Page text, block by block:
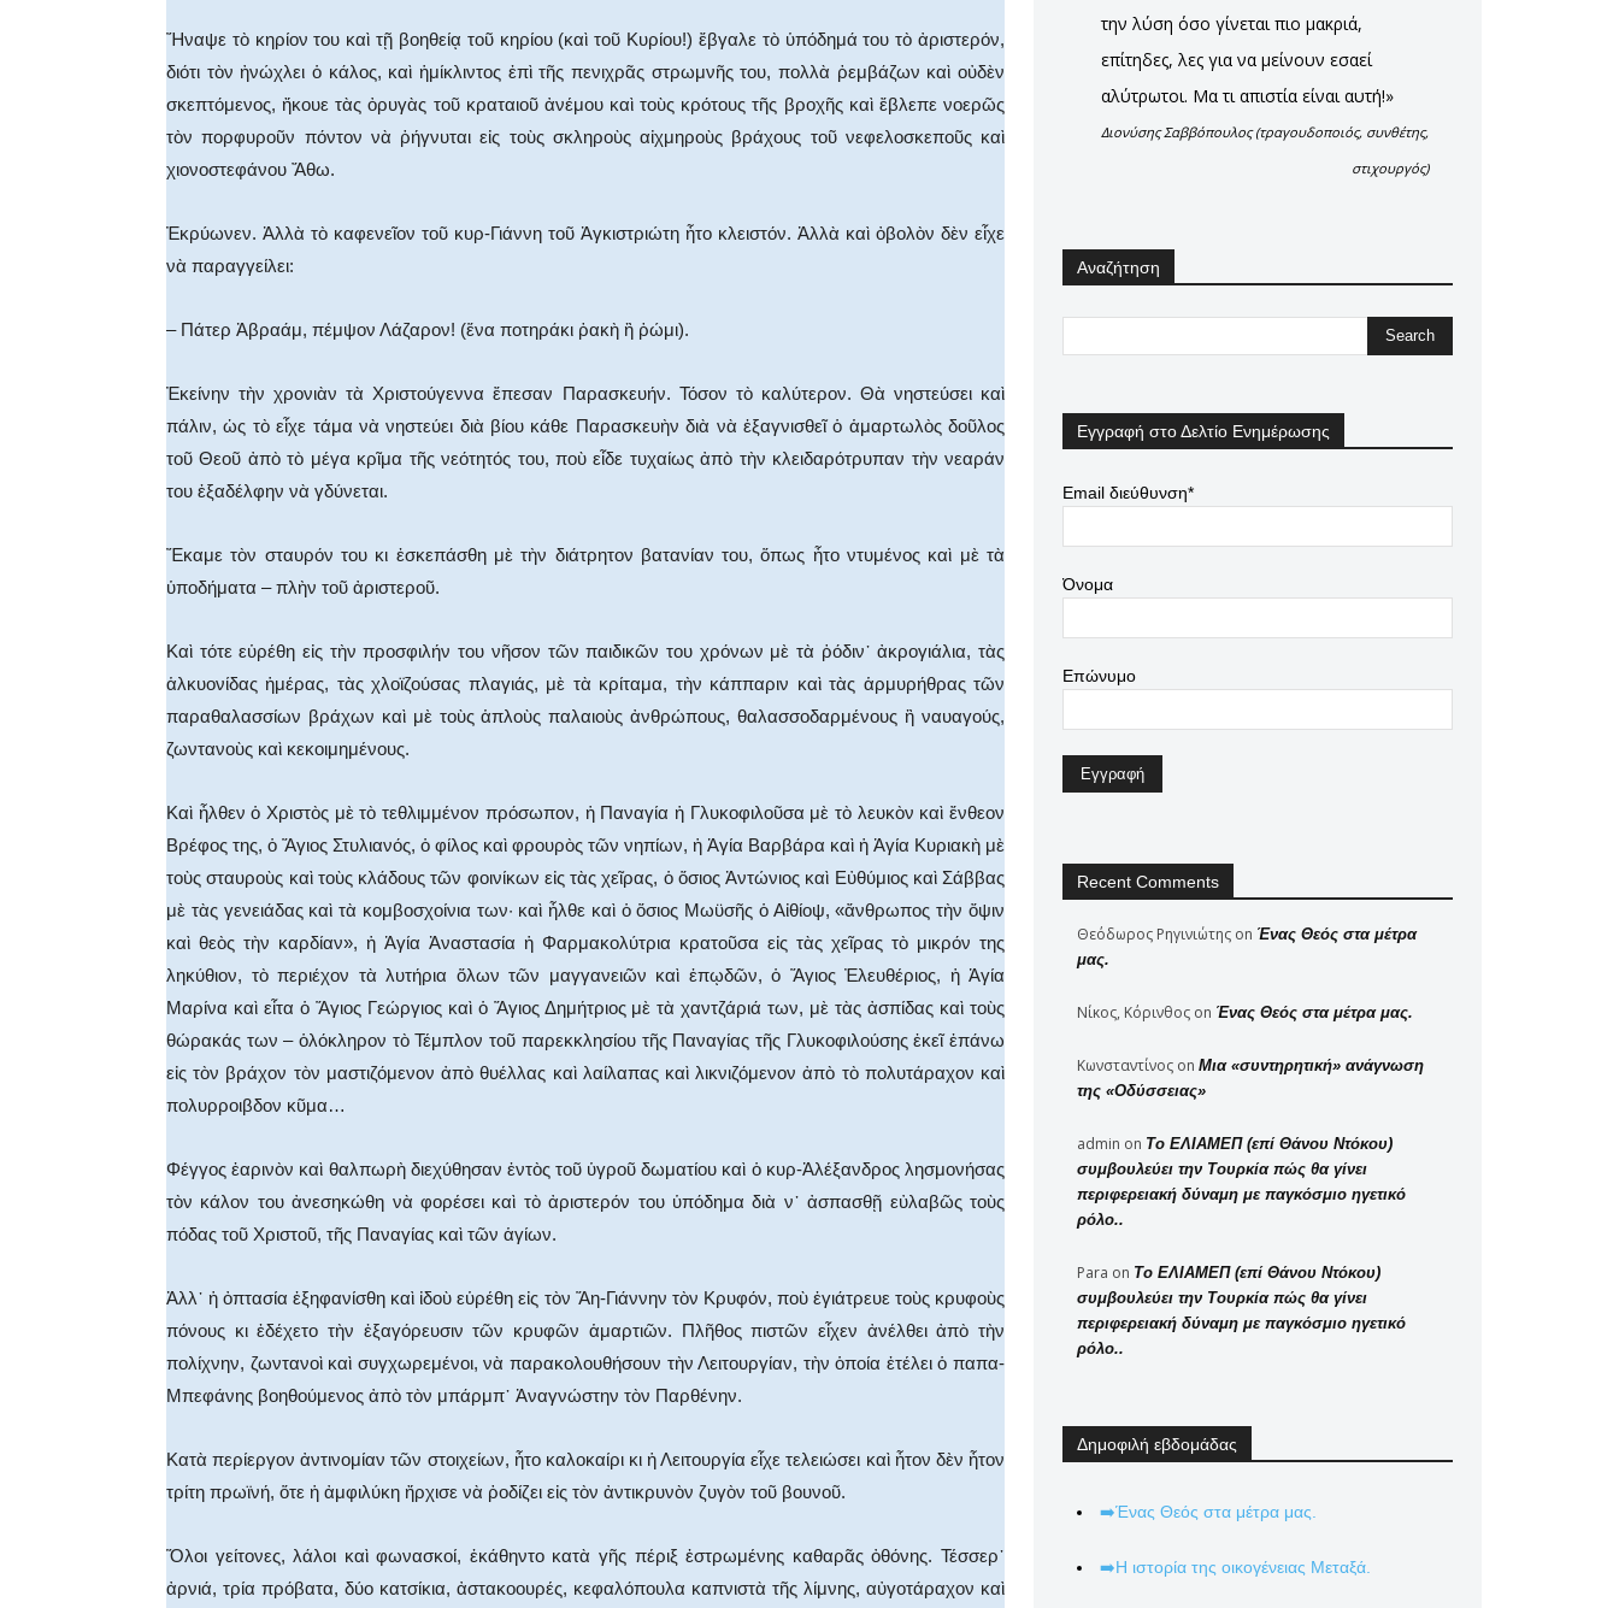
Ἤναψε τὸ κηρίον του καὶ τῇ βοηθείᾳ τοῦ κηρίου (καὶ τοῦ Κυρίου!) ἔβγαλε τὸ ὑπόδημά του τὸ ἀριστερόν,
διότι τὸν ἠνώχλει ὁ κάλος, καὶ ἡμίκλιντος ἐπὶ τῆς πενιχρᾶς στρωμνῆς του, πολλὰ ῥεμβάζων καὶ οὐδὲν
σκεπτόμενος, ἤκουε τὰς ὀρυγὰς τοῦ κραταιοῦ ἀνέμου καὶ τοὺς κρότους τῆς βροχῆς καὶ ἔβλεπε νοερῶς
τὸν πορφυροῦν πόντον νὰ ῥήγνυται εἰς τοὺς σκληροὺς αἰχμηροὺς βράχους τοῦ νεφελοσκεποῦς καὶ
χιονοστεφάνου Ἄθω.
Ἐκρύωνεν. Ἀλλὰ τὸ καφενεῖον τοῦ κυρ-Γιάννη τοῦ Ἀγκιστριώτη ἦτο κλειστόν. Ἀλλὰ καὶ ὀβολὸν δὲν εἶχε
νὰ παραγγείλει:
– Πάτερ Ἀβραάμ, πέμψον Λάζαρον! (ἕνα ποτηράκι ῥακὴ ἢ ῥώμι).
Ἐκείνην τὴν χρονιὰν τὰ Χριστούγεννα ἔπεσαν Παρασκευήν. Τόσον τὸ καλύτερον. Θὰ νηστεύσει καὶ
πάλιν, ὡς τὸ εἶχε τάμα νὰ νηστεύει διὰ βίου κάθε Παρασκευὴν διὰ νὰ ἐξαγνισθεῖ ὁ ἁμαρτωλὸς δοῦλος
τοῦ Θεοῦ ἀπὸ τὸ μέγα κρῖμα τῆς νεότητός του, ποὺ εἶδε τυχαίως ἀπὸ τὴν κλειδαρότρυπαν τὴν νεαράν
του ἐξαδέλφην νὰ γδύνεται.
Ἔκαμε τὸν σταυρόν του κι ἐσκεπάσθη μὲ τὴν διάτρητον βατανίαν του, ὅπως ἦτο ντυμένος καὶ μὲ τὰ
ὑποδήματα – πλὴν τοῦ ἀριστεροῦ.
Καὶ τότε εὑρέθη εἰς τὴν προσφιλήν του νῆσον τῶν παιδικῶν του χρόνων μὲ τὰ ῥόδιν᾿ ἀκρογιάλια, τὰς
ἁλκυονίδας ἡμέρας, τὰς χλοϊζούσας πλαγιάς, μὲ τὰ κρίταμα, τὴν κάππαριν καὶ τὰς ἁρμυρήθρας τῶν
παραθαλασσίων βράχων καὶ μὲ τοὺς ἁπλοὺς παλαιοὺς ἀνθρώπους, θαλασσοδαρμένους ἢ ναυαγούς,
ζωντανοὺς καὶ κεκοιμημένους.
Καὶ ἦλθεν ὁ Χριστὸς μὲ τὸ τεθλιμμένον πρόσωπον, ἡ Παναγία ἡ Γλυκοφιλοῦσα μὲ τὸ λευκὸν καὶ ἔνθεον
Βρέφος της, ὁ Ἅγιος Στυλιανός, ὁ φίλος καὶ φρουρὸς τῶν νηπίων, ἡ Ἁγία Βαρβάρα καὶ ἡ Ἁγία Κυριακὴ μὲ
τοὺς σταυροὺς καὶ τοὺς κλάδους τῶν φοινίκων εἰς τὰς χεῖρας, ὁ ὅσιος Ἀντώνιος καὶ Εὐθύμιος καὶ Σάββας
μὲ τὰς γενειάδας καὶ τὰ κομβοσχοίνια των· καὶ ἦλθε καὶ ὁ ὅσιος Μωϋσῆς ὁ Αἰθίοψ, «ἄνθρωπος τὴν ὄψιν
καὶ θεὸς τὴν καρδίαν», ἡ Ἁγία Ἀναστασία ἡ Φαρμακολύτρια κρατοῦσα εἰς τὰς χεῖρας τὸ μικρόν της
ληκύθιον, τὸ περιέχον τὰ λυτήρια ὅλων τῶν μαγγανειῶν καὶ ἐπῳδῶν, ὁ Ἅγιος Ἐλευθέριος, ἡ Ἁγία
Μαρίνα καὶ εἶτα ὁ Ἅγιος Γεώργιος καὶ ὁ Ἅγιος Δημήτριος μὲ τὰ χαντζάριά των, μὲ τὰς ἀσπίδας καὶ τοὺς
θώρακάς των – ὁλόκληρον τὸ Τέμπλον τοῦ παρεκκλησίου τῆς Παναγίας τῆς Γλυκοφιλούσης ἐκεῖ ἐπάνω
εἰς τὸν βράχον τὸν μαστιζόμενον ἀπὸ θυέλλας καὶ λαίλαπας καὶ λικνιζόμενον ἀπὸ τὸ πολυτάραχον καὶ
πολυρροιβδον κῦμα…
Φέγγος ἐαρινὸν καὶ θαλπωρὴ διεχύθησαν ἐντὸς τοῦ ὑγροῦ δωματίου καὶ ὁ κυρ-Ἀλέξανδρος λησμονήσας
τὸν κάλον του ἀνεσηκώθη νὰ φορέσει καὶ τὸ ἀριστερόν του ὑπόδημα διὰ ν᾿ ἀσπασθῇ εὐλαβῶς τοὺς
πόδας τοῦ Χριστοῦ, τῆς Παναγίας καὶ τῶν ἁγίων.
Ἀλλ᾿ ἡ ὀπτασία ἐξηφανίσθη καὶ ἰδοὺ εὑρέθη εἰς τὸν Ἅη-Γιάννην τὸν Κρυφόν, ποὺ ἐγιάτρευε τοὺς κρυφοὺς
πόνους κι ἐδέχετο τὴν ἐξαγόρευσιν τῶν κρυφῶν ἁμαρτιῶν. Πλῆθος πιστῶν εἶχεν ἀνέλθει ἀπὸ τὴν
πολίχνην, ζωντανοὶ καὶ συγχωρεμένοι, νὰ παρακολουθήσουν τὴν Λειτουργίαν, τὴν ὁποία ἐτέλει ὁ παπα-
Μπεφάνης βοηθούμενος ἀπὸ τὸν μπάρμπ᾿ Ἀναγνώστην τὸν Παρθένην.
Κατὰ περίεργον ἀντινομίαν τῶν στοιχείων, ἦτο καλοκαίρι κι ἡ Λειτουργία εἶχε τελειώσει καὶ ἦτον δὲν ἦτον
τρίτη πρωϊνή, ὅτε ἡ ἀμφιλύκη ἤρχισε νὰ ῥοδίζει εἰς τὸν ἀντικρυνὸν ζυγὸν τοῦ βουνοῦ.
Ὅλοι γείτονες, λάλοι καὶ φωνασκοί, ἐκάθηντο κατὰ γῆς πέριξ ἐστρωμένης καθαρᾶς ὀθόνης. Τέσσερ᾿
ἀρνιά, τρία πρόβατα, δύο κατσίκια, ἀστακοουρές, κεφαλόπουλα καπνιστὰ τῆς λίμνης, αὐγοτάραχον καὶ
την λύση όσο γίνεται πιο μακριά,
επίτηδες, λες για να μείνουν εσαεί
αλύτρωτοι. Μα τι απιστία είναι αυτή!»
Διονύσης Σαββόπουλος (τραγουδοποιός, συνθέτης,
στιχουργός)
Αναζήτηση
Εγγραφή στο Δελτίο Ενημέρωσης
Email διεύθυνση*
Όνομα
Επώνυμο
Recent Comments
Θεόδωρος Ρηγινιώτης on Ένας Θεός στα μέτρα
μας.
Νίκος, Κόρινθος on Ένας Θεός στα μέτρα μας.
Κωνσταντίνος on Μια «συντηρητική» ανάγνωση
της «Οδύσσειας»
admin on Το ΕΛΙΑΜΕΠ (επί Θάνου Ντόκου)
συμβουλεύει την Τουρκία πώς θα γίνει
περιφερειακή δύναμη με παγκόσμιο ηγετικό
ρόλο..
Para on Το ΕΛΙΑΜΕΠ (επί Θάνου Ντόκου)
συμβουλεύει την Τουρκία πώς θα γίνει
περιφερειακή δύναμη με παγκόσμιο ηγετικό
ρόλο..
Δημοφιλή εβδομάδας
➡️Ένας Θεός στα μέτρα μας.
➡️Η ιστορία της οικογένειας Μεταξά.